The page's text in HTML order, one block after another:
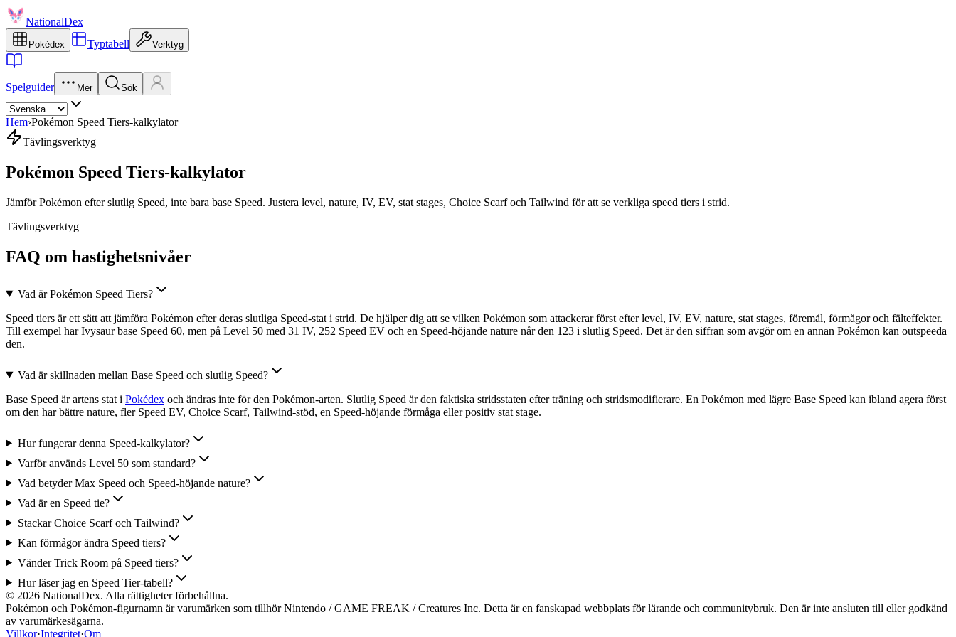
NationalDex
Pokédex Typtabell Verktyg
Spelguider Mer Sök
Hem›Pokémon Speed Tiers-kalkylator
Tävlingsverktyg
Pokémon Speed Tiers-kalkylator
Jämför Pokémon efter slutlig Speed, inte bara base Speed. Justera level, nature, IV, EV, stat stages, Choice Scarf och Tailwind för att se verkliga speed tiers i strid.
Tävlingsverktyg
FAQ om hastighetsnivåer
Vad är Pokémon Speed Tiers?
Speed tiers är ett sätt att jämföra Pokémon efter deras slutliga Speed-stat i strid. De hjälper dig att se vilken Pokémon som attackerar först efter level, IV, EV, nature, stat stages, föremål, förmågor och fälteffekter.
Till exempel har Ivysaur base Speed 60, men på Level 50 med 31 IV, 252 Speed EV och en Speed-höjande nature når den 123 i slutlig Speed. Det är den siffran som avgör om en annan Pokémon kan outspeeda
den.
Vad är skillnaden mellan Base Speed och slutlig Speed?
Base Speed är artens stat i Pokédex och ändras inte för den Pokémon-arten. Slutlig Speed är den faktiska stridsstaten efter träning och stridsmodifierare. En Pokémon med lägre Base Speed kan ibland agera först
om den har bättre nature, fler Speed EV, Choice Scarf, Tailwind-stöd, en Speed-höjande förmåga eller positiv stat stage.
Hur fungerar denna Speed-kalkylator?
Varför används Level 50 som standard?
Vad betyder Max Speed och Speed-höjande nature?
Vad är en Speed tie?
Stackar Choice Scarf och Tailwind?
Kan förmågor ändra Speed tiers?
Vänder Trick Room på Speed tiers?
Hur läser jag en Speed Tier-tabell?
© 2026 NationalDex. Alla rättigheter förbehållna.
Pokémon och Pokémon-figurnamn är varumärken som tillhör Nintendo / GAME FREAK / Creatures Inc. Detta är en fanskapad webbplats för lärande och communitybruk. Den är inte ansluten till eller godkänd
av varumärkesägarna.
Villkor·Integritet·Om